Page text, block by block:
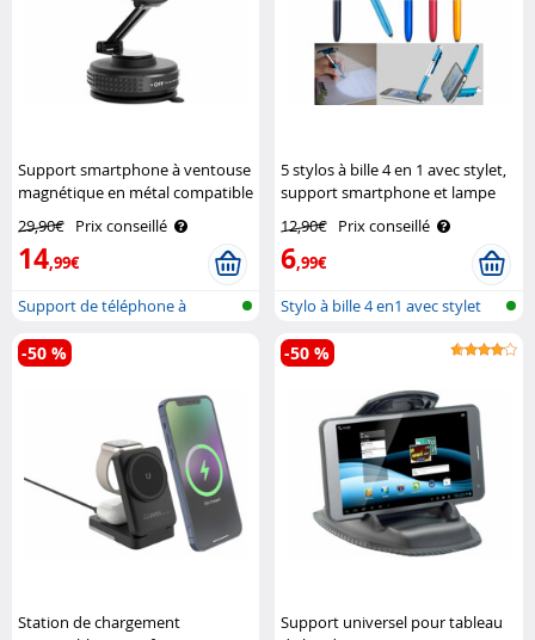
Support smartphone à ventouse
magnétique en métal compatible
29,90€ Prix conseillé
14,99€
Support de téléphone à
ventouse sou..
5 stylos à bille 4 en 1 avec stylet,
support smartphone et lampe
12,90€ Prix conseillé
6,99€
Stylo à bille 4 en1 avec stylet
Station de chargement
-50 %
Support universel pour tableau
-50 %